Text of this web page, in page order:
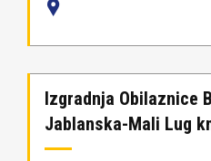
Izgradnja Obilaznice
Jablanska-Mali Lug